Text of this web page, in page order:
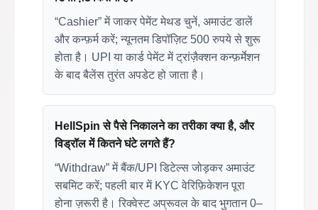
“Cashier” में जाकर पेमेंट मेथड चुनें, अमाउंट डालें
और कन्फ़र्म करें; न्यूनतम डिपॉज़िट 500 रुपये से शुरू
होता है। UPI या कार्ड पेमेंट में ट्रांज़ैक्शन कन्फ़र्मेशन
के बाद बैलेंस तुरंत अपडेट हो जाता है।
HellSpin से पैसे निकालने का तरीका क्या है, और
विड्रॉल में कितने घंटे लगते हैं?
“Withdraw” में बैंक/UPI डिटेल्स जोड़कर अमाउंट
सबमिट करें; पहली बार में KYC वेरिफ़िकेशन पूरा
होना ज़रूरी है। रिक्वेस्ट अप्रूवल के बाद भुगतान 0–